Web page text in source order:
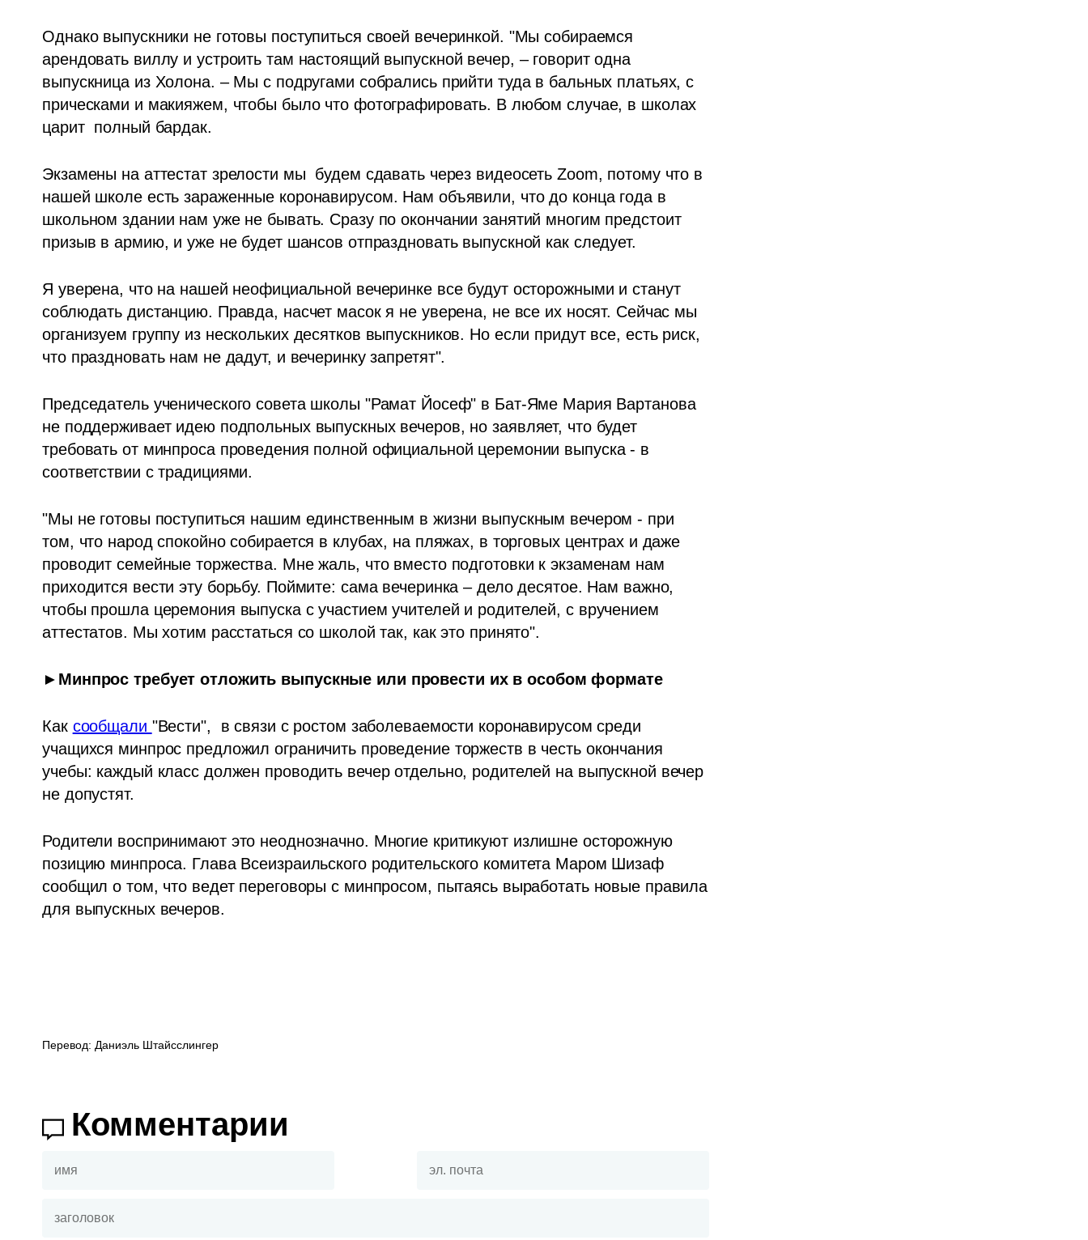
Однако выпускники не готовы поступиться своей вечеринкой. "Мы собираемся
арендовать виллу и устроить там настоящий выпускной вечер, – говорит одна
выпускница из Холона. – Мы с подругами собрались прийти туда в бальных платьях, с
прическами и макияжем, чтобы было что фотографировать. В любом случае, в школах
царит  полный бардак.
Экзамены на аттестат зрелости мы  будем сдавать через видеосеть Zoom, потому что в
нашей школе есть зараженные коронавирусом. Нам объявили, что до конца года в
школьном здании нам уже не бывать. Сразу по окончании занятий многим предстоит
призыв в армию, и уже не будет шансов отпраздновать выпускной как следует.
Я уверена, что на нашей неофициальной вечеринке все будут осторожными и станут
соблюдать дистанцию. Правда, насчет масок я не уверена, не все их носят. Сейчас мы
организуем группу из нескольких десятков выпускников. Но если придут все, есть риск,
что праздновать нам не дадут, и вечеринку запретят".
Председатель ученического совета школы "Рамат Йосеф" в Бат-Яме Мария Вартанова
не поддерживает идею подпольных выпускных вечеров, но заявляет, что будет
требовать от минпроса проведения полной официальной церемонии выпуска - в
соответствии с традициями.
"Мы не готовы поступиться нашим единственным в жизни выпускным вечером - при
том, что народ спокойно собирается в клубах, на пляжах, в торговых центрах и даже
проводит семейные торжества. Мне жаль, что вместо подготовки к экзаменам нам
приходится вести эту борьбу. Поймите: сама вечеринка – дело десятое. Нам важно,
чтобы прошла церемония выпуска с участием учителей и родителей, с вручением
аттестатов. Мы хотим расстаться со школой так, как это принято".
►Минпрос требует отложить выпускные или провести их в особом формате
Как сообщали "Вести",  в связи с ростом заболеваемости коронавирусом среди
учащихся минпрос предложил ограничить проведение торжеств в честь окончания
учебы: каждый класс должен проводить вечер отдельно, родителей на выпускной вечер
не допустят.
Родители воспринимают это неоднозначно. Многие критикуют излишне осторожную
позицию минпроса. Глава Всеизраильского родительского комитета Маром Шизаф
сообщил о том, что ведет переговоры с минпросом, пытаясь выработать новые правила
для выпускных вечеров.
Перевод: Даниэль Штайсслингер
Комментарии